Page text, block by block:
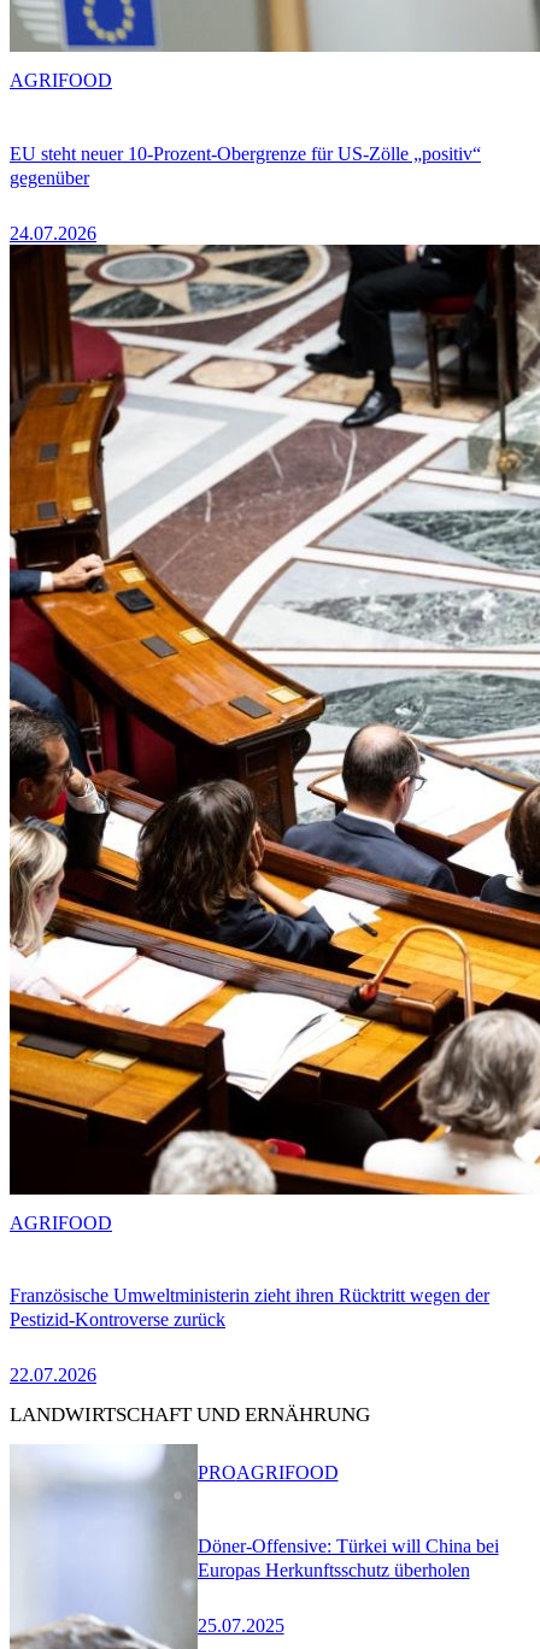
EU steht neuer 10-Prozent-Obergrenze für US-Zölle „positiv“
gegenüber
24.07.2026
AGRIFOOD
Französische Umweltministerin zieht ihren Rücktritt wegen der
Pestizid-Kontroverse zurück
22.07.2026
AGRIFOOD
LANDWIRTSCHAFT UND ERNÄHRUNG
Döner-Offensive: Türkei will China bei
Europas Herkunftsschutz überholen
25.07.2025
PROAGRIFOOD